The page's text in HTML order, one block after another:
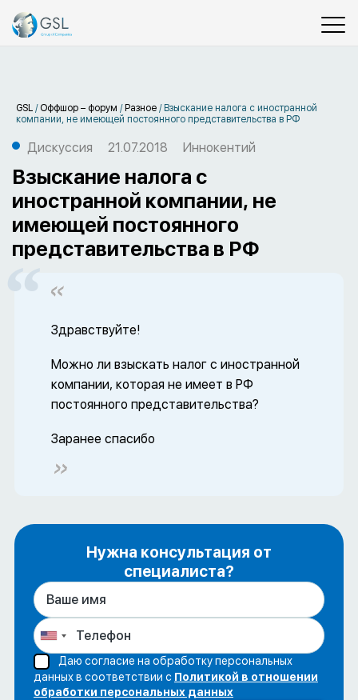
GSL / Оффшор – форум / Разное / Взыскание налога с иностранной
компании, не имеющей постоянного представительства в РФ
Дискуссия 21.07.2018 Иннокентий
Взыскание налога с
иностранной компании, не
имеющей постоянного
представительства в РФ
Здравствуйте!
Можно ли взыскать налог с иностранной
компании, которая не имеет в РФ
постоянного представительства?
Заранее спасибо
Нужна консультация от
специалиста?
Даю согласие на обработку персональных
данных в соответствии с Политикой в отношении
обработки персональных данных